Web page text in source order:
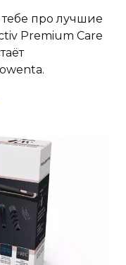
тебе про лучшие
Premium Care